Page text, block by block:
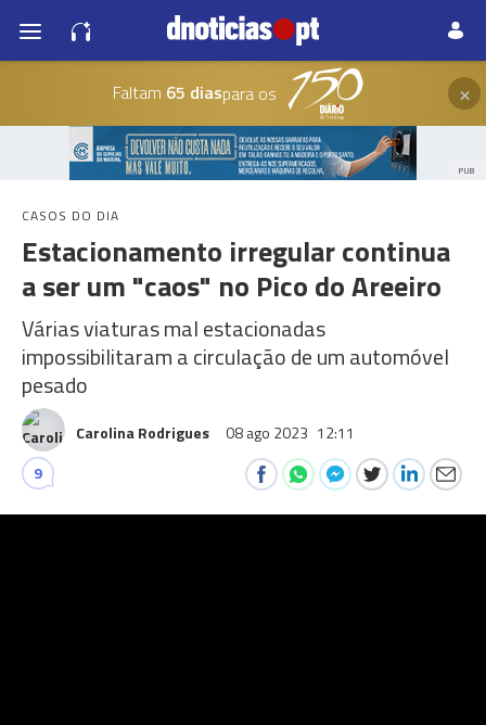
Faltam 65 diaspara os ×
PUB
CASOS DO DIA
Estacionamento irregular continua
a ser um "caos" no Pico do Areeiro
Várias viaturas mal estacionadas
impossibilitaram a circulação de um automóvel
pesado
Carolina Rodrigues 08 ago 2023 12:11
9